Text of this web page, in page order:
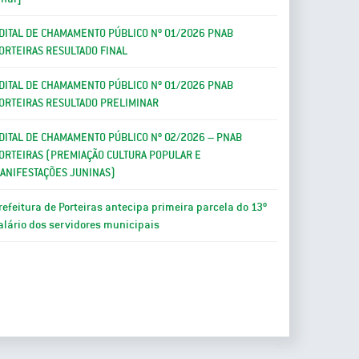
DE CHAMAMENTO PÚBLICO Nº 01/2026 PNAB
RESULTADO FINAL
DE CHAMAMENTO PÚBLICO Nº 01/2026 PNAB
RESULTADO PRELIMINAR
DE CHAMAMENTO PÚBLICO Nº 02/2026 – PNAB
(PREMIAÇÃO CULTURA POPULAR E
JUNINAS)
de Porteiras antecipa primeira parcela do 13º
dos servidores municipais